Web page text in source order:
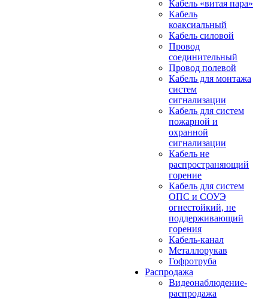
Кабель «витая пара»
Кабель
коаксиальный
Кабель силовой
Провод
соединительный
Провод полевой
Кабель для монтажа
систем
сигнализации
Кабель для систем
пожарной и
охранной
сигнализации
Кабель не
распространяющий
горение
Кабель для систем
ОПС и СОУЭ
огнестойкий, не
поддерживающий
горения
Кабель-канал
Металлорукав
Гофротруба
Распродажа
Видеонаблюдение-
распродажа